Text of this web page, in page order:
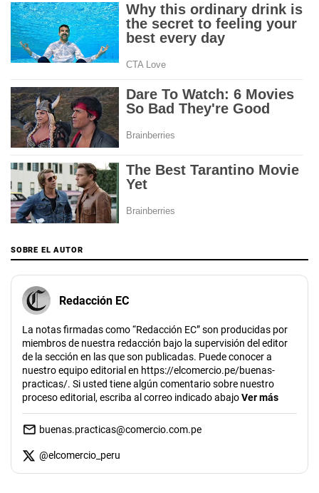
SOBRE EL AUTOR
Redacción EC
La notas firmadas como “Redacción EC” son producidas por
miembros de nuestra redacción bajo la supervisión del editor
de la sección en las que son publicadas. Puede conocer a
nuestro equipo editorial en https://elcomercio.pe/buenas-
practicas/. Si usted tiene algún comentario sobre nuestro
proceso editorial, escriba al correo indicado abajoVer más
buenas.practicas@comercio.com.pe
@elcomercio_peru